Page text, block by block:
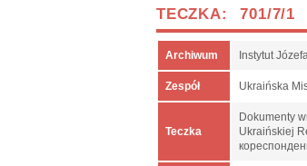
TECZKA: 701/7/1
Archiwum Instytut
Zespół Ukraińska
Teczka
Dokumenty
Ukraińskiej